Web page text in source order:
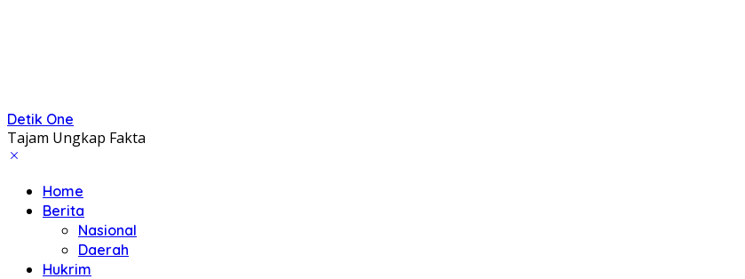
Detik One
Tajam Ungkap Fakta
Home
Berita
Nasional
Daerah
Hukrim